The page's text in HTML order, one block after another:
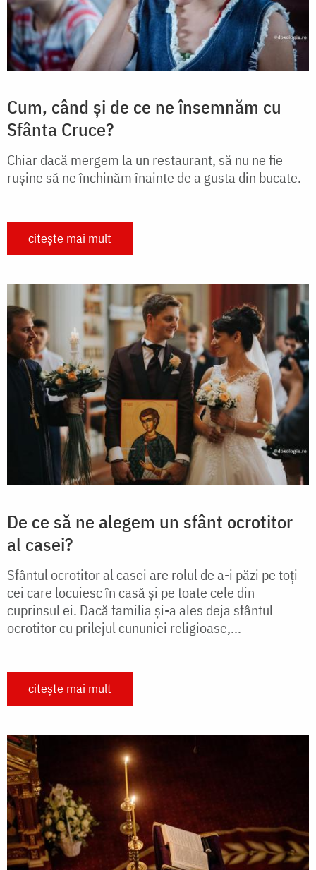
Cum, când și de ce ne însemnăm cu
Sfânta Cruce?
Chiar dacă mergem la un restaurant, să nu ne fie
ruşine să ne închinăm înainte de a gusta din bucate.
citește mai mult
De ce să ne alegem un sfânt ocrotitor
al casei?
Sfântul ocrotitor al casei are rolul de a-i păzi pe toți
cei care locuiesc în casă și pe toate cele din
cuprinsul ei. Dacă familia și-a ales deja sfântul
ocrotitor cu prilejul cununiei religioase,...
citește mai mult